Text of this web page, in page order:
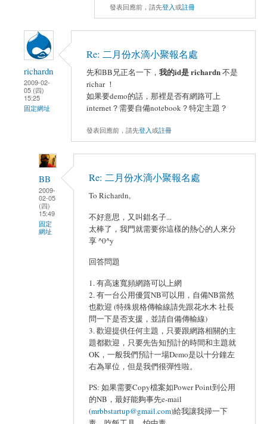
發表回應前，請先登入或註冊
richardn
2009-02-
05 (四)
15:25
固定網址
Re: 二月份水滴小聚報名處
先和BB兄正名一下， 我的id是 richardn不是
richar ！
如果要demo的話，那裡是否有網路可上
internet？需要自備notebook？特定主題？
發表回應前，請先登入或註冊
BB
2009-
02-05
(四)
15:49
固定
網址
Re: 二月份水滴小聚報名處
To Richardn,
不好意思，又叫錯名子...
太棒了，我門就需要你這樣的熱心的人來分
享 ^0^y
回答問題
1. 有高速寬頻網路可以上網
2. 有一台公用優質NB可以用，自備NB當然
也歡迎 (特殊規格傳輸線請先跟花水木 社長
問一下是否支援，並請自備傳輸線)
3. 歡迎提供任何主題，只要跟網路相關的主
題都歡迎，只要先告知預計的時間和主題就
OK，一般我們預計一場Demo是以十分鐘左
右為單位，但是我們很彈性啦。
PS: 如果需要Copy檔案如Power Point到公用
的NB，最好能夠事先e-mail
(mrbbstartup@gmail.com)給我讓我掃一下